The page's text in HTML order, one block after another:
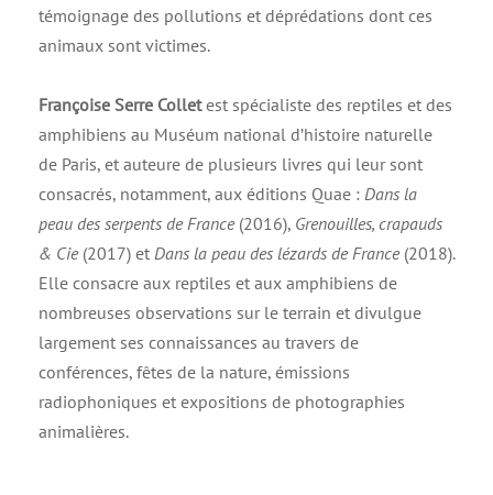
témoignage des pollutions et déprédations dont ces
animaux sont victimes.
Françoise Serre Colletest spécialiste des reptiles et des
amphibiens au Muséum national d’histoire naturelle
de Paris, et auteure de plusieurs livres qui leur sont
consacrés, notamment, aux éditions Quae : Dans la
peau des serpents de France(2016), Grenouilles, crapauds
& Cie(2017) et Dans la peau des lézards de France(2018).
Elle consacre aux reptiles et aux amphibiens de
nombreuses observations sur le terrain et divulgue
largement ses connaissances au travers de
conférences, fêtes de la nature, émissions
radiophoniques et expositions de photographies
animalières.